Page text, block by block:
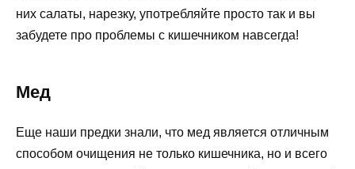
них салаты, нарезку, употребляйте просто так и вы
забудете про проблемы с кишечником навсегда!
Мед
Еще наши предки знали, что мед является отличным
способом очищения не только кишечника, но и всего